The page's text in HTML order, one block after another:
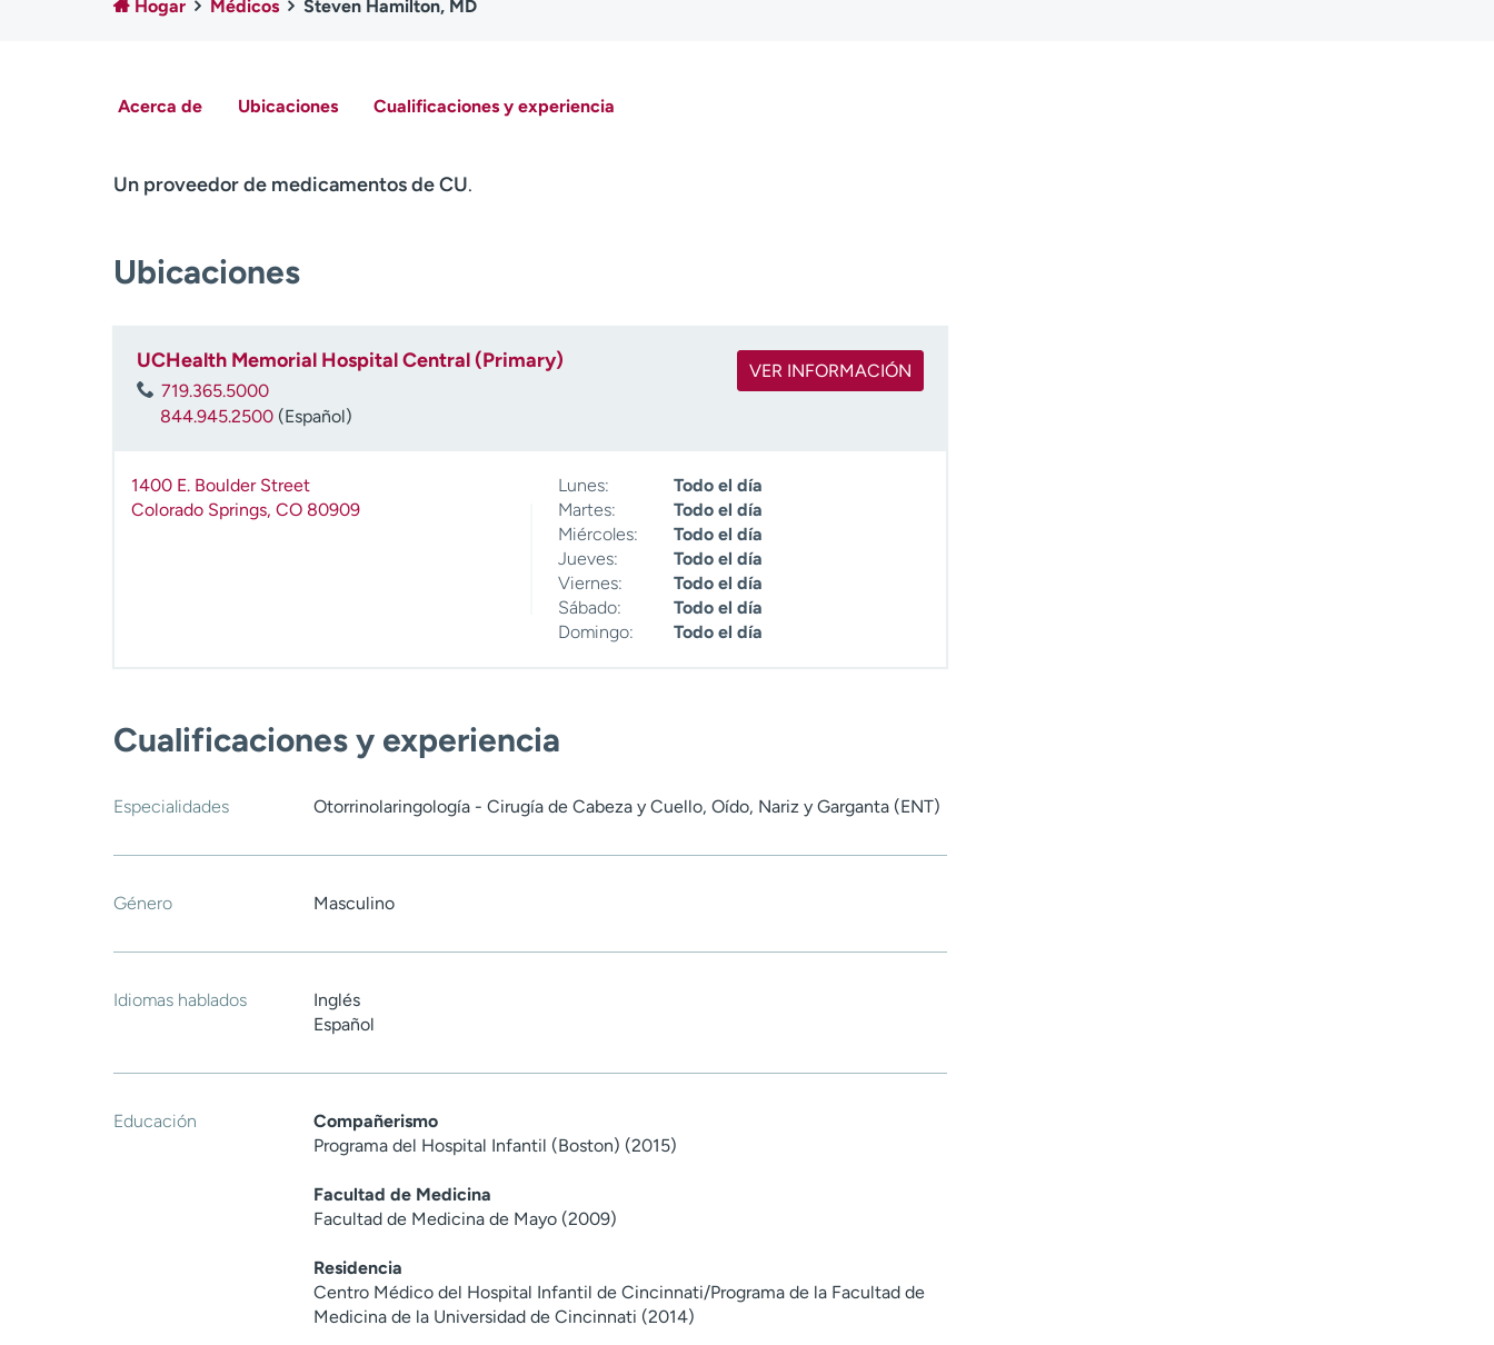
Hogar Médicos Steven Hamilton, MD
Acerca de Ubicaciones Cualificaciones y experiencia
Un proveedor de medicamentos de CU.
Ubicaciones
UCHealth Memorial Hospital Central (Primary)
719.365.5000
844.945.2500 (Español)
VER INFORMACIÓN
1400 E. Boulder Street
Colorado Springs, CO 80909
Lunes:
Todo el día
Martes:
Todo el día
Miércoles:
Todo el día
Jueves:
Todo el día
Viernes:
Todo el día
Sábado:
Todo el día
Domingo:
Todo el día
Cualificaciones y experiencia
Especialidades Otorrinolaringología - Cirugía de Cabeza y Cuello, Oído, Nariz y Garganta (ENT)
Género Masculino
Idiomas hablados
Inglés
Español
Educación
Compañerismo
Programa del Hospital Infantil (Boston) (2015)
Facultad de Medicina
Facultad de Medicina de Mayo (2009)
Residencia
Centro Médico del Hospital Infantil de Cincinnati/Programa de la Facultad de
Medicina de la Universidad de Cincinnati (2014)